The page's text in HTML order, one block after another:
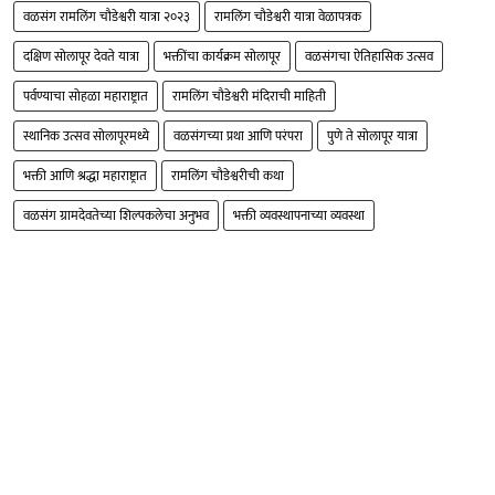
वळसंग रामलिंग चौडेश्वरी यात्रा २०२३
रामलिंग चौडेश्वरी यात्रा वेळापत्रक
दक्षिण सोलापूर देवते यात्रा
भक्तींचा कार्यक्रम सोलापूर
वळसंगचा ऐतिहासिक उत्सव
पर्वण्याचा सोहळा महाराष्ट्रात
रामलिंग चौडेश्वरी मंदिराची माहिती
स्थानिक उत्सव सोलापूरमध्ये
वळसंगच्या प्रथा आणि परंपरा
पुणे ते सोलापूर यात्रा
भक्ती आणि श्रद्धा महाराष्ट्रात
रामलिंग चौडेश्वरीची कथा
वळसंग ग्रामदेवतेच्या शिल्पकलेचा अनुभव
भक्ती व्यवस्थापनाच्या व्यवस्था